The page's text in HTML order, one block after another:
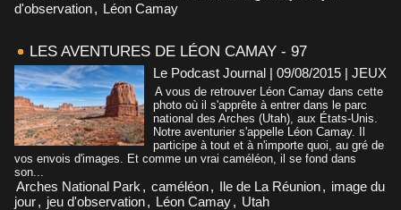
d'observation, Léon Camay
LES AVENTURES DE LÉON CAMAY - 97
Le Podcast Journal | 09/08/2015 | JEUX
A vous de retrouver Léon Camay dans cette
photo où il s'apprête à entrer dans le parc
national des Arches (Utah), aux États-Unis.
Notre aventurier s'appelle Léon Camay. Il
participe à tout et à n'importe quoi, au gré de
vos envois d'images. Et comme un vrai caméléon, il se fond dans
son...
Arches National Park , caméléon, Ile de La Réunion, image du
jour, jeu d'observation, Léon Camay, Utah